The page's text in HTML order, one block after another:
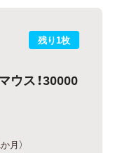
残り1枚
ウス！30000
月）